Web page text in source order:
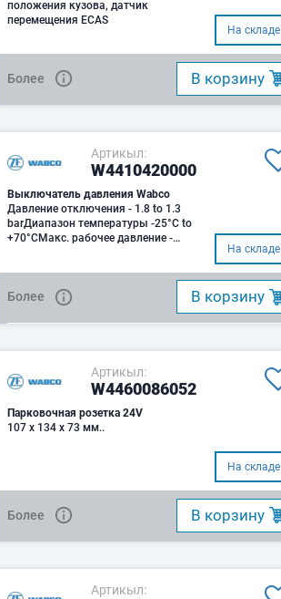
положения кузова, датчик
перемещения ECAS
На складе
Более B корзину
Артикыл:
W4410420000
Выключатель давления Wabco
Давление отключения - 1.8 to 1.3
barДиапазон температуры -25°C to
+70°CМакс. рабочее давление -
На складе
Более B корзину
Артикыл:
W4460086052
Парковочная розетка 24V
107 x 134 x 73 мм..
На складе
Более B корзину
Артикыл: